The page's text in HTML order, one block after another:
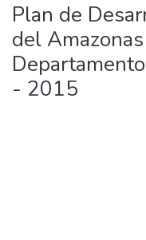
Plan de
del
- 2015